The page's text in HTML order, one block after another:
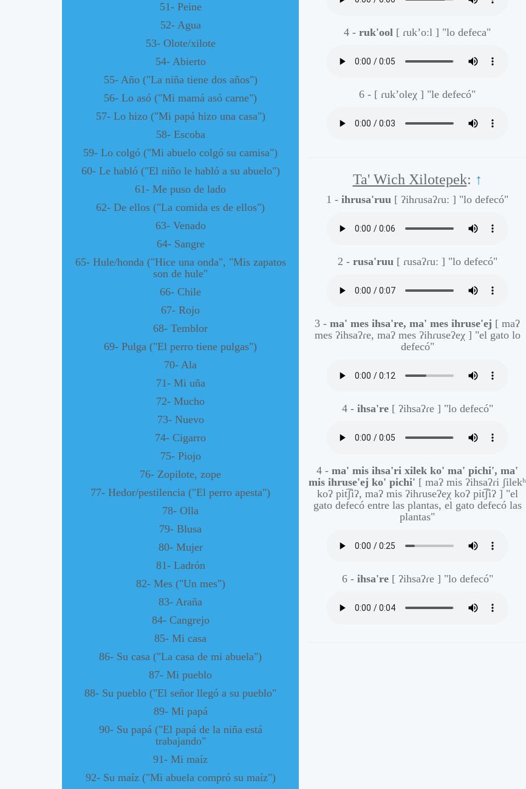
51- Peine
52- Agua
53- Olote/xilote
54- Abierto
55- Año ("La niña tiene dos años")
56- Lo asó ("Mi mamá asó carne")
57- Lo hizo ("Mi papá hizo una casa")
58- Escoba
59- Lo colgó ("Mi abuelo colgó su camisa")
60- Le habló ("El niño le habló a su abuelo")
61- Me puso de lado
62- De ellos ("La comida es de ellos")
63- Venado
64- Sangre
65- Hule/honda ("Hice una onda", "Mis zapatos
son de hule"
66- Chile
67- Rojo
68- Temblor
69- Pulga ("El perro tiene pulgas")
70- Ala
71- Mi uña
72- Mucho
73- Nuevo
74- Cigarro
75- Piojo
76- Zopilote, zope
77- Hedor/pestilencia ("El perro apesta")
78- Olla
79- Blusa
80- Mujer
81- Ladrón
82- Mes ("Un mes")
83- Araña
84- Cangrejo
85- Mi casa
86- Su casa ("La casa de mi abuela")
87- Mi pueblo
88- Su pueblo ("El señor llegó a su pueblo"
89- Mi papá
90- Su papá ("El papá de la niña está
trabajando"
91- Mi maíz
92- Su maíz ("Mi abuela compró su maíz")
4 - ruk'ool [ ɾuk’oːl ] "lo defeca"
6 - [ ɾuk’oleχ ] "le defecó"
Ta' Wich Xilotepek: ↑
1 - ihrusa'ruu [ ʔihɾusaʔɾuː ] "lo defecó"
2 - rusa'ruu [ ɾusaʔɾuː ] "lo defecó"
3 - ma' mes ihsa're, ma' mes ihruse'ej [ maʔ
mes ʔihsaʔɾe, maʔ mes ʔihɾuseʔeχ ] "el gato lo
defecó"
4 - ihsa're [ ʔihsaʔɾe ] "lo defecó"
4 - ma' mis ihsa'ri xilek ko' ma' pichi', ma'
mis ihruse'ej ko' pichi' [ maʔ mis ʔihsaʔɾi ʃilekʰ
koʔ pit͡ʃiʔ, maʔ mis ʔihɾuseʔeχ koʔ pit͡ʃiʔ ] "el
gato defecó entre las plantas, el gato defecó las
plantas"
6 - ihsa're [ ʔihsaʔɾe ] "lo defecó"